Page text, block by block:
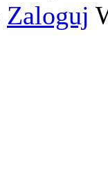
Zaloguj